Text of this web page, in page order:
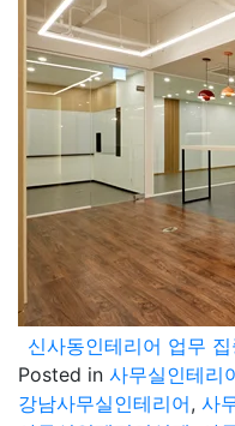
Posted in 사무실인테리
강남사무실인테리어, 사